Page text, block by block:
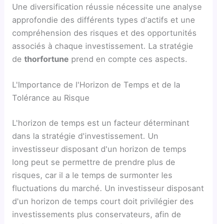
Une diversification réussie nécessite une analyse
approfondie des différents types d'actifs et une
compréhension des risques et des opportunités
associés à chaque investissement. La stratégie
dethorfortune prend en compte ces aspects.
L'Importance de l'Horizon de Temps et de la
Tolérance au Risque
L'horizon de temps est un facteur déterminant
dans la stratégie d'investissement. Un
investisseur disposant d'un horizon de temps
long peut se permettre de prendre plus de
risques, car il a le temps de surmonter les
fluctuations du marché. Un investisseur disposant
d'un horizon de temps court doit privilégier des
investissements plus conservateurs, afin de